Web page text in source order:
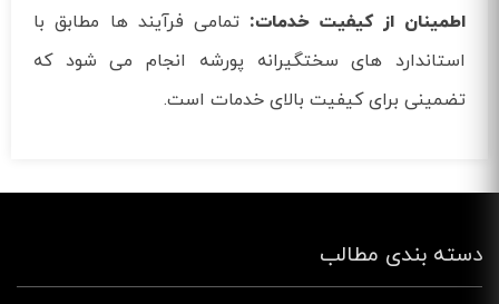
اطمینان از کیفیت خدمات: تمامی فرآیند ها مطابق با
استاندارد های سختگیرانه پورشه انجام می‌ شود که
تضمینی برای کیفیت بالای خدمات است.
دسته بندی مطالب